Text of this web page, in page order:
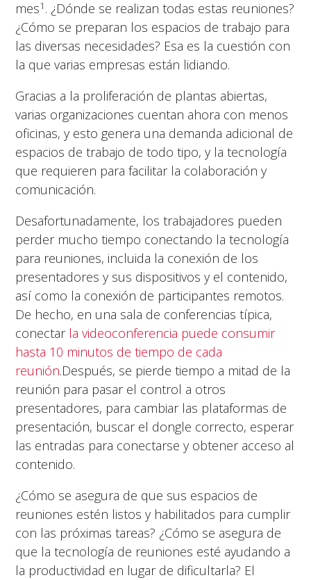
mes1 . ¿Dónde se realizan todas estas reuniones?
¿Cómo se preparan los espacios de trabajo para
las diversas necesidades? Esa es la cuestión con
la que varias empresas están lidiando.
Gracias a la proliferación de plantas abiertas,
varias organizaciones cuentan ahora con menos
oficinas, y esto genera una demanda adicional de
espacios de trabajo de todo tipo, y la tecnología
que requieren para facilitar la colaboración y
comunicación.
Desafortunadamente, los trabajadores pueden
perder mucho tiempo conectando la tecnología
para reuniones, incluida la conexión de los
presentadores y sus dispositivos y el contenido,
así como la conexión de participantes remotos.
De hecho, en una sala de conferencias típica,
conectar la videoconferencia puede consumir
hasta 10 minutos de tiempo de cada
reunión.Después, se pierde tiempo a mitad de la
reunión para pasar el control a otros
presentadores, para cambiar las plataformas de
presentación, buscar el dongle correcto, esperar
las entradas para conectarse y obtener acceso al
contenido.
¿Cómo se asegura de que sus espacios de
reuniones estén listos y habilitados para cumplir
con las próximas tareas? ¿Cómo se asegura de
que la tecnología de reuniones esté ayudando a
la productividad en lugar de dificultarla? El